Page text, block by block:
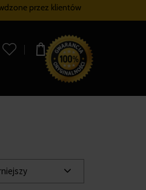
Bezpłatna
przez klientów
0,00 zł